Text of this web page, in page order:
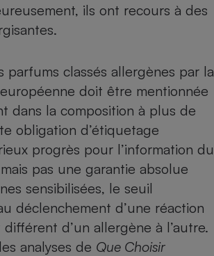
ils ont recours à des
parfums classés allergènes par la
doit être mentionnée
dans la composition à plus de
obligation d’étiquetage
progrès pour l’information du
pas une garantie absolue
sensibilisées, le seuil
déclenchement d’une réaction
d’un allergène à l’autre.
analyses de Que Choisir